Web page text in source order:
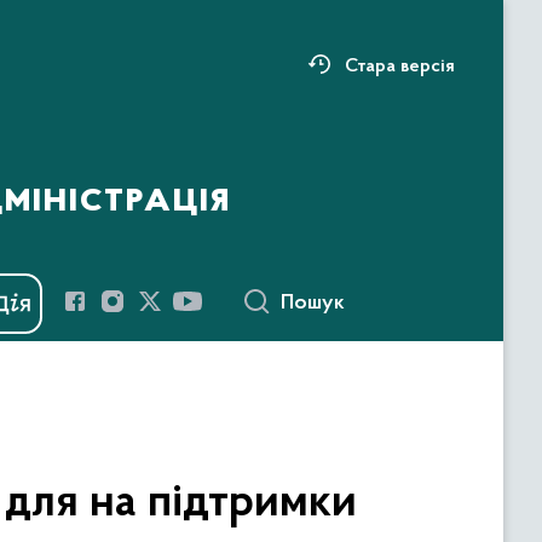
Стара версія
Пошук
на підтримки